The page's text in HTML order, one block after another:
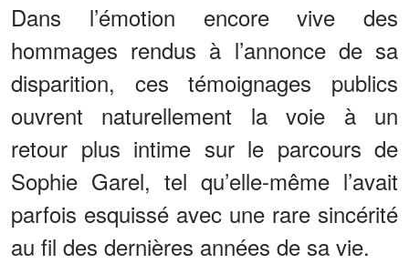
Dans l’émotion encore vive des
hommages rendus à l’annonce de sa
disparition, ces témoignages publics
ouvrent naturellement la voie à un
retour plus intime sur le parcours de
Sophie Garel, tel qu’elle-même l’avait
parfois esquissé avec une rare sincérité
au fil des dernières années de sa vie.